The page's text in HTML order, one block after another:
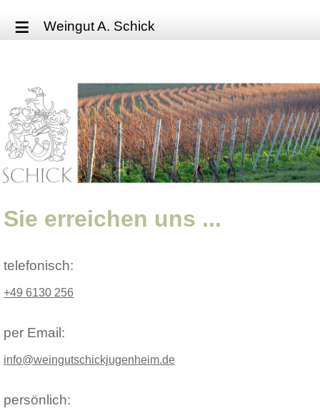
≡ Weingut A. Schick
Sie erreichen uns ...
telefonisch:
+49 6130 256
per Email:
info@weingutschickjugenheim.de
persönlich: